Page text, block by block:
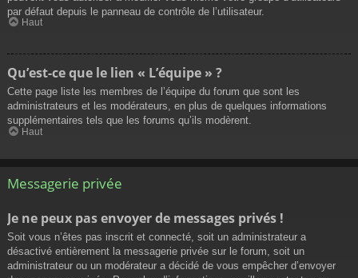
par défaut depuis le panneau de contrôle de l’utilisateur.
Haut
Qu’est-ce que le lien « L’équipe » ?
Cette page liste les membres de l’équipe du forum que sont les
administrateurs et les modérateurs, en plus de quelques informations
supplémentaires tels que les forums qu’ils modèrent.
Haut
Messagerie privée
Je ne peux pas envoyer de messages privés !
Soit vous n’êtes pas inscrit et connecté, soit un administrateur a
désactivé entièrement la messagerie privée sur le forum, soit un
administrateur ou un modérateur a décidé de vous empêcher d’envoyer